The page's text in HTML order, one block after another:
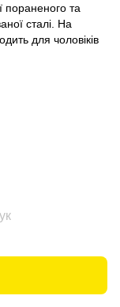
пораненого та
сталі. На
для чоловіків